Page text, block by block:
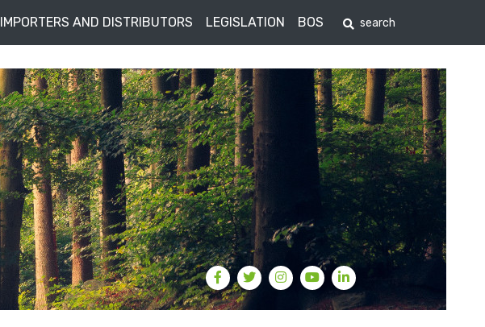
IMPORTERS AND DISTRIBUTORS LEGISLATION BOS